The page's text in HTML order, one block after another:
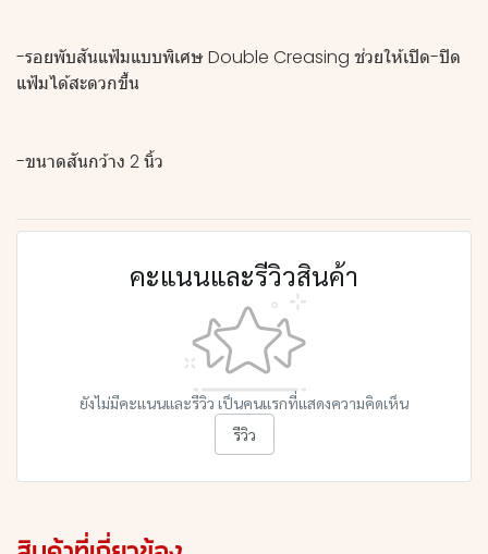
-รอยพับสันแฟ้มแบบพิเศษ Double Creasing ช่วยให้เปิด-ปิด
แฟ้มได้สะดวกขึ้น
-ขนาดสันกว้าง 2 นิ้ว
คะแนนและรีวิวสินค้า
ยังไม่มีคะแนนและรีวิว เป็นคนแรกที่แสดงความคิดเห็น
รีวิว